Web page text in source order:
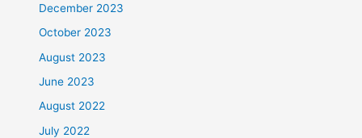
December 2023
October 2023
August 2023
June 2023
August 2022
July 2022